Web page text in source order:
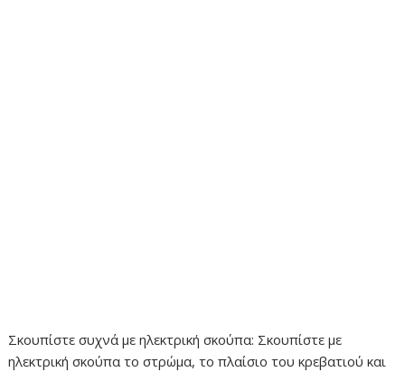
Σκουπίστε συχνά με ηλεκτρική σκούπα: Σκουπίστε με
ηλεκτρική σκούπα το στρώμα, το πλαίσιο του κρεβατιού και